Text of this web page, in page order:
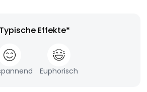
Typische Effekte*
Euphorisch